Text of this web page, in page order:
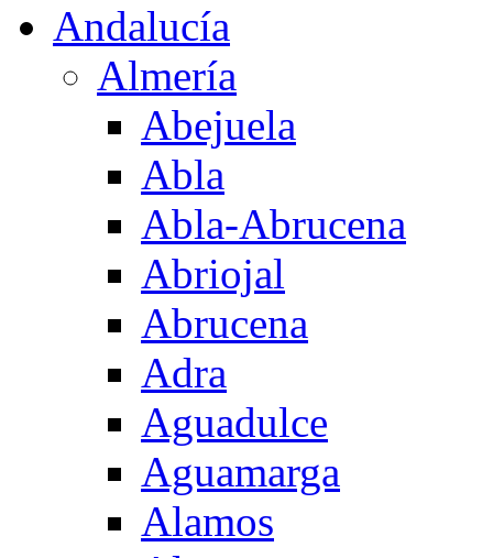
Andalucía
Almería
Abejuela
Abla
Abla-Abrucena
Abriojal
Abrucena
Adra
Aguadulce
Aguamarga
Alamos